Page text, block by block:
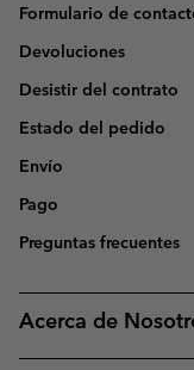
Formulario de
Devoluciones
Desistir del contrato
Estado del pedido
Envío
Pago
Preguntas frecuentes
Acerca de